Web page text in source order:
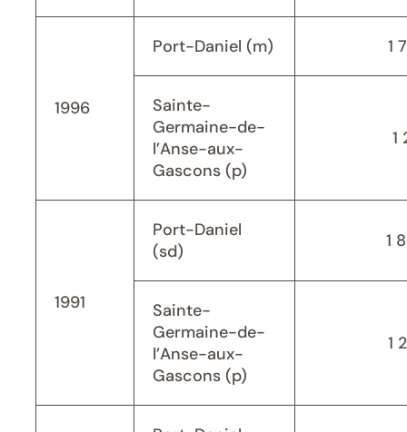
1996
Port-Daniel (m) 1
Sainte-
Germaine-de-
l’Anse-aux-
Gascons (p)
1
1991
Port-Daniel
(sd)
1
Sainte-
Germaine-de-
l’Anse-aux-
Gascons (p)
1